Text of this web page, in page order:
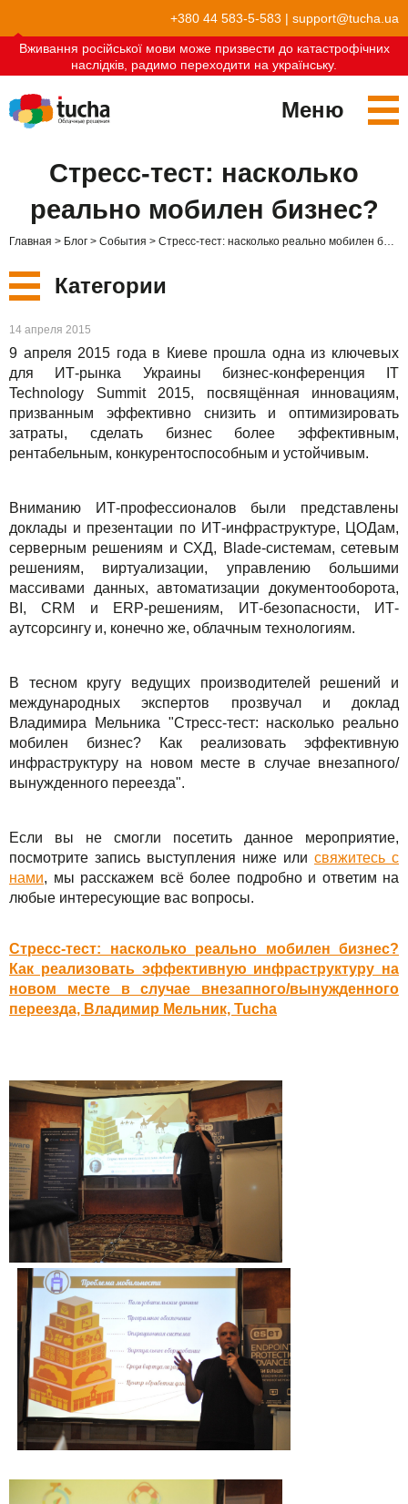
+380 44 583-5-583 | support@tucha.ua
Вживання російської мови може призвести до катастрофічних
наслідків, радимо переходити на українську.
Меню
TuchaHost
TuchaMetal
TuchaBackup
TuchaHosting
TuchaSync
Хостинг CRM
Хостинг сайтов-конструкторов
Удаленный офис
Реселінг хостингу
О нас
Компания
Контакты
Стресс-тест: насколько
реально мобилен бизнес?
Главная Блог События Стресс-тест: насколько реально мобилен бизнес?
Категории
Новые
Сервисы
Решения
Для бизнеса
Инструкции
FAQ
Интервью
События
Праздники
Акции
14 апреля 2015
9 апреля 2015 года в Киеве прошла одна из ключевых
для ИТ-рынка Украины бизнес-конференция IT
Technology Summit 2015, посвящённая инновациям,
призванным эффективно снизить и оптимизировать
затраты, сделать бизнес более эффективным,
рентабельным, конкурентоспособным и устойчивым.
Вниманию ИТ-профессионалов были представлены
доклады и презентации по ИТ-инфраструктуре, ЦОДам,
серверным решениям и СХД, Blade-системам, сетевым
решениям, виртуализации, управлению большими
массивами данных, автоматизации документооборота,
BI, CRM и ERP-решениям, ИТ-безопасности, ИТ-
аутсорсингу и, конечно же, облачным технологиям.
В тесном кругу ведущих производителей решений и
международных экспертов прозвучал и доклад
Владимира Мельника "Стресс-тест: насколько реально
мобилен бизнес? Как реализовать эффективную
инфраструктуру на новом месте в случае внезапного/
вынужденного переезда".
Если вы не смогли посетить данное мероприятие,
посмотрите запись выступления ниже или свяжитесь с
нами, мы расскажем всё более подробно и ответим на
любые интересующие вас вопросы.
Стресс-тест: насколько реально мобилен бизнес?
Как реализовать эффективную инфраструктуру на
новом месте в случае внезапного/вынужденного
переезда, Владимир Мельник, Tucha